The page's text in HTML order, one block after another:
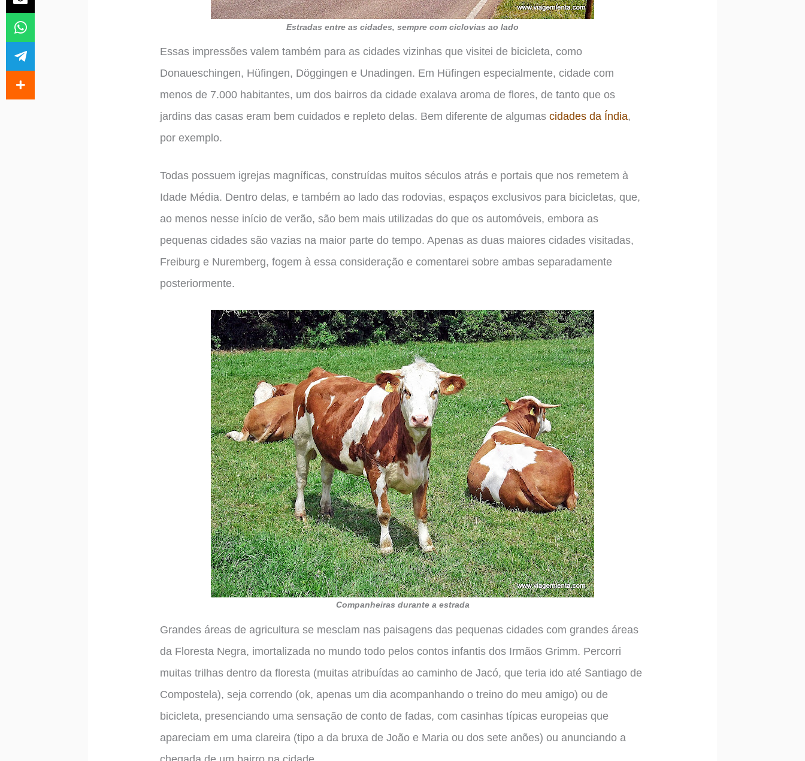
Estradas entre as cidades, sempre com ciclovias ao lado
Essas impressões valem também para as cidades vizinhas que visitei de bicicleta, como
Donaueschingen, Hüfingen, Döggingen e Unadingen. Em Hüfingen especialmente, cidade com
menos de 7.000 habitantes, um dos bairros da cidade exalava aroma de flores, de tanto que os
jardins das casas eram bem cuidados e repleto delas. Bem diferente de algumascidades da Índia,
por exemplo.
Todas possuem igrejas magníficas, construídas muitos séculos atrás e portais que nos remetem à
Idade Média. Dentro delas, e também ao lado das rodovias, espaços exclusivos para bicicletas, que,
ao menos nesse início de verão, são bem mais utilizadas do que os automóveis, embora as
pequenas cidades são vazias na maior parte do tempo. Apenas as duas maiores cidades visitadas,
Freiburg e Nuremberg, fogem à essa consideração e comentarei sobre ambas separadamente
posteriormente.
Companheiras durante a estrada
Grandes áreas de agricultura se mesclam nas paisagens das pequenas cidades com grandes áreas
da Floresta Negra, imortalizada no mundo todo pelos contos infantis dos Irmãos Grimm. Percorri
muitas trilhas dentro da floresta (muitas atribuídas ao caminho de Jacó, que teria ido até Santiago de
Compostela), seja correndo (ok, apenas um dia acompanhando o treino do meu amigo) ou de
bicicleta, presenciando uma sensação de conto de fadas, com casinhas típicas europeias que
apareciam em uma clareira (tipo a da bruxa de João e Maria ou dos sete anões) ou anunciando a